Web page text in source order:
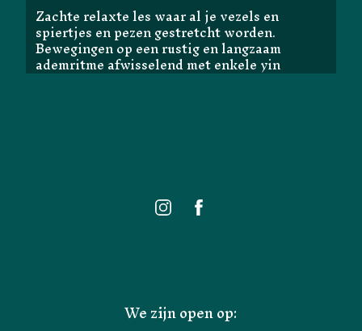
Zachte relaxte les waar al je vezels en
spiertjes en pezen gestretcht worden.
Bewegingen op een rustig en langzaam
ademritme afwisselend met enkele yin
houdingen.
We zijn open op: